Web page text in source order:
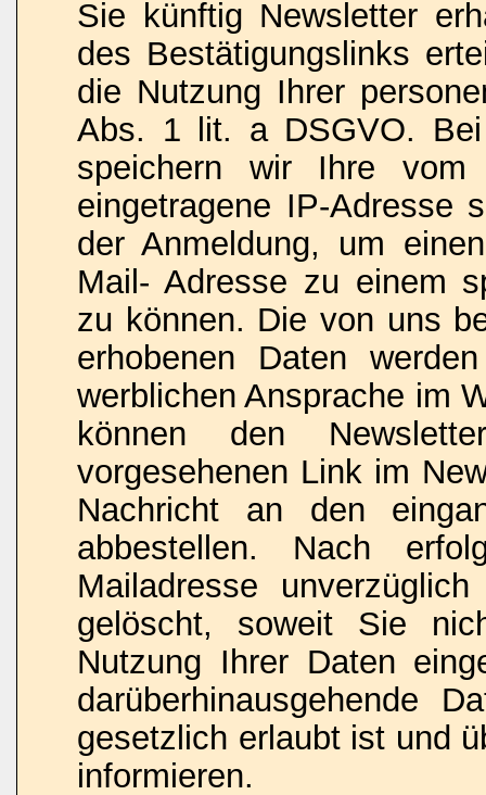
Sie künftig Newsletter
des Bestätigungslinks
die Nutzung Ihrer
Abs. 1 lit. a DSGVO.
speichern wir Ihre vom
eingetragene IP-Adresse
der Anmeldung, um
Mail- Adresse zu einem
zu können. Die von uns
erhobenen Daten
werblichen Ansprache im
können den
vorgesehenen Link im
Nachricht an den
abbestellen. Nach
Mailadresse
gelöscht, soweit Sie
Nutzung Ihrer Daten
darüberhinausgehende
gesetzlich erlaubt ist und
informieren.